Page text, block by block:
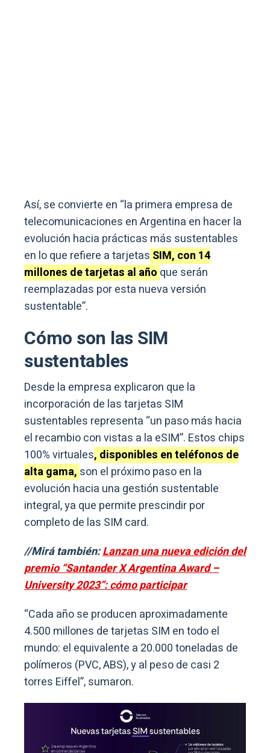
Así, se convierte en “la primera empresa de
telecomunicaciones en Argentina en hacer la
evolución hacia prácticas más sustentables
en lo que refiere a tarjetas SIM, con 14
millones de tarjetas al año que serán
reemplazadas por esta nueva versión
sustentable”.
Cómo son las SIM
sustentables
Desde la empresa explicaron que la
incorporación de las tarjetas SIM
sustentables representa “un paso más hacia
el recambio con vistas a la eSIM”. Estos chips
100% virtuales, disponibles en teléfonos de
alta gama, son el próximo paso en la
evolución hacia una gestión sustentable
integral, ya que permite prescindir por
completo de las SIM card.
//Mirá también:Lanzan una nueva edición del
premio “Santander X Argentina Award –
University 2023”: cómo participar
“Cada año se producen aproximadamente
4.500 millones de tarjetas SIM en todo el
mundo: el equivalente a 20.000 toneladas de
polímeros (PVC, ABS), y al peso de casi 2
torres Eiffel”, sumaron.